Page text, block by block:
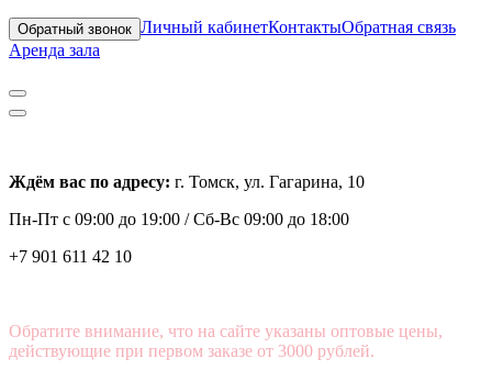
Обратный звонок Личный кабинетКонтактыОбратная связь
Аренда зала
Ждём вас по адресу: г. Томск, ул. Гагарина, 10
Пн-Пт с 09:00 до 19:00 /Сб-Вс 09:00 до 18:00
+7 901 611 42 10
Обратите внимание, что на сайте указаны оптовые цены,
действующие при первом заказе от 3000 рублей.